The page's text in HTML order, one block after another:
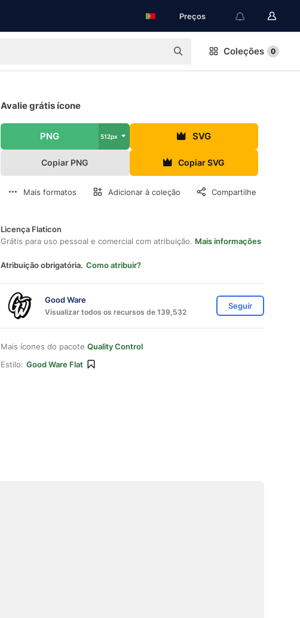
Preços
Coleções 0
Avalie grátis ícone
PNG 512px SVG
Copiar PNG Copiar SVG
Mais formatos Adicionar à coleção Compartilhe
Licença Flaticon
Grátis para uso pessoal e comercial com atribuição. Mais informações
Atribuição obrigatória. Como atribuir?
Good Ware
Visualizar todos os recursos de 139,532
Seguir
Mais ícones do pacote Quality Control
Estilo: Good Ware Flat